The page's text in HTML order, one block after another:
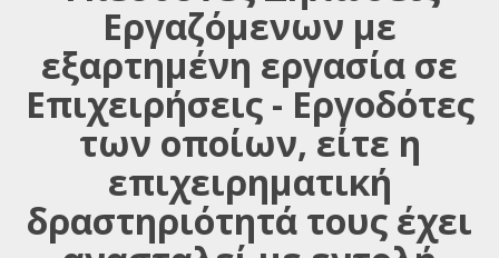
Εργαζόμενων με
εξαρτημένη εργασία σε
Επιχειρήσεις - Εργοδότες
των οποίων, είτε η
επιχειρηματική
δραστηριότητά τους έχει